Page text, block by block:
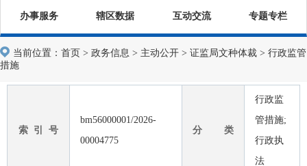
办事服务 辖区数据 互动交流 专题专栏
当前位置： 首页 > 政务信息 > 主动公开 > 证监局文种体裁 > 行政监管
措施
索 引 号
bm56000001/2026-
00004775
分 类
行政监
管措施;
行政执
法